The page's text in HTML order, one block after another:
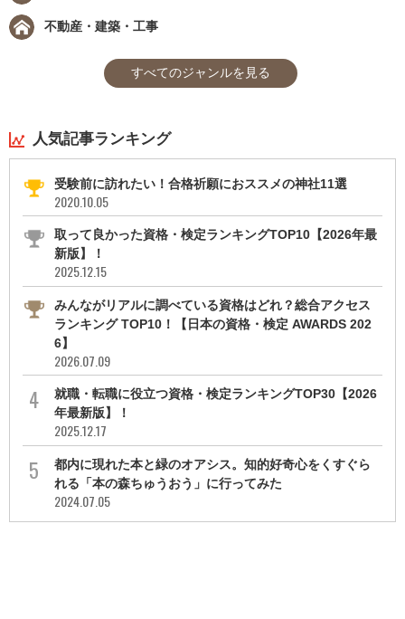
不動産・建築・工事
すべてのジャンルを見る
人気記事ランキング
受験前に訪れたい！合格祈願におススメの神社11選
2020.10.05
取って良かった資格・検定ランキングTOP10【2026年最
新版】！
2025.12.15
みんながリアルに調べている資格はどれ？総合アクセス
ランキング TOP10！【日本の資格・検定 AWARDS 202
6】
2026.07.09
就職・転職に役立つ資格・検定ランキングTOP30【2026
年最新版】！
2025.12.17
都内に現れた本と緑のオアシス。知的好奇心をくすぐら
れる「本の森ちゅうおう」に行ってみた
2024.07.05